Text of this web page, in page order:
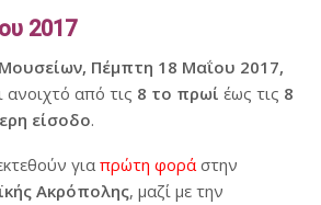
2017
Πέμπτη 18 Μαΐου 2017,
ανοιχτό από τις 8 το πρωί έως τις 8
είσοδο.
για πρώτη φοράστην
Ακρόπολης, μαζί με την